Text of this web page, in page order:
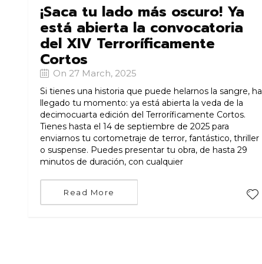
¡Saca tu lado más oscuro! Ya
está abierta la convocatoria
del XIV Terroríficamente
Cortos
On 27 March, 2025
Si tienes una historia que puede helarnos la sangre, ha
llegado tu momento: ya está abierta la veda de la
decimocuarta edición del Terroríficamente Cortos.
Tienes hasta el 14 de septiembre de 2025 para
enviarnos tu cortometraje de terror, fantástico, thriller
o suspense. Puedes presentar tu obra, de hasta 29
minutos de duración, con cualquier
Read More